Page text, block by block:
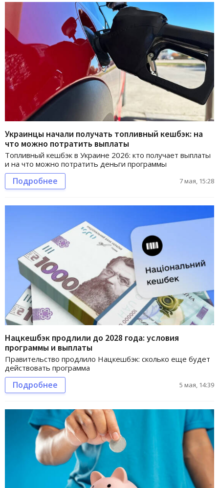
Украинцы начали получать топливный кешбэк: на
что можно потратить выплаты
Топливный кешбэк в Украине 2026: кто получает выплаты
и на что можно потратить деньги программы
Подробнее 7 мая, 15:28
Нацкешбэк продлили до 2028 года: условия
программы и выплаты
Правительство продлило Нацкешбэк: сколько еще будет
действовать программа
Подробнее 5 мая, 14:39